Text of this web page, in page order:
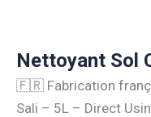
Nettoyant Sol
🇫🇷 Fabrication
Sali – 5L – Direct